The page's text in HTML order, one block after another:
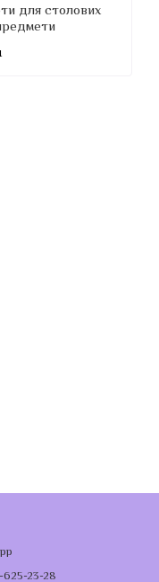
для столових
23-28